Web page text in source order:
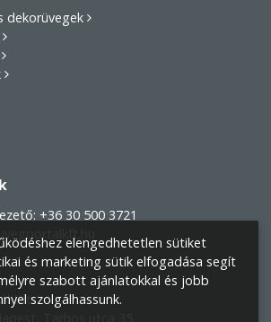
dekorüvegek
+36 30 500 3721
Kft.
elengedhetetlen sütiket
és marketing sütik elfogadása segít
szabott ajánlatokkal és jobb
szolgálhassunk.